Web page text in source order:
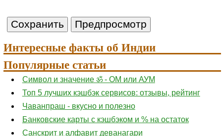
Интересные факты об Индии
Популярные статьи
Символ и значение ॐ - ОМ или АУМ
Топ 5 лучших кэшбэк сервисов: отзывы, рейтинг
Чаванпраш - вкусно и полезно
Банковские карты с кэшбэком и % на остаток
Санскрит и алфавит деванагари